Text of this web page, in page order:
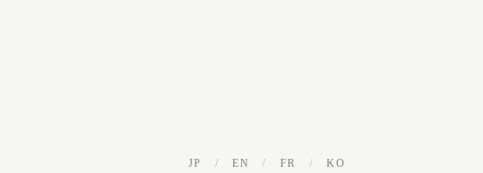
JP / EN / FR / KO